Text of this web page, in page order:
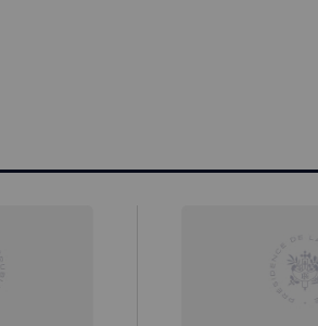
un programme ambitieux sur tout
celle-ci. Ce que je vous annonce